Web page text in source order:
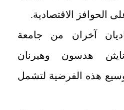
الحوافز الاقتصادية.
آخران من جامعة
هدسون وهيرنان
هذه الفرضية لتشمل